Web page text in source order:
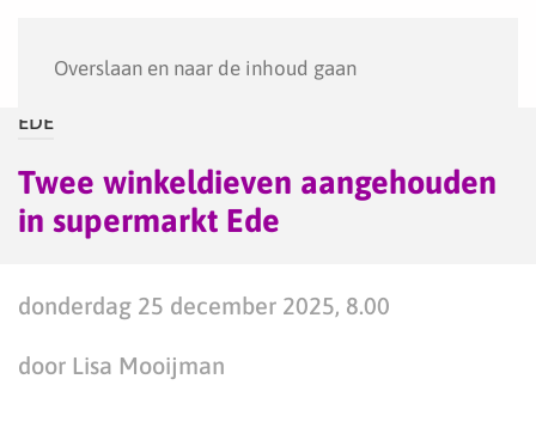
Overslaan en naar de inhoud gaan
EDE
Twee winkeldieven aangehouden
in supermarkt Ede
donderdag 25 december 2025, 8.00
door Lisa Mooijman